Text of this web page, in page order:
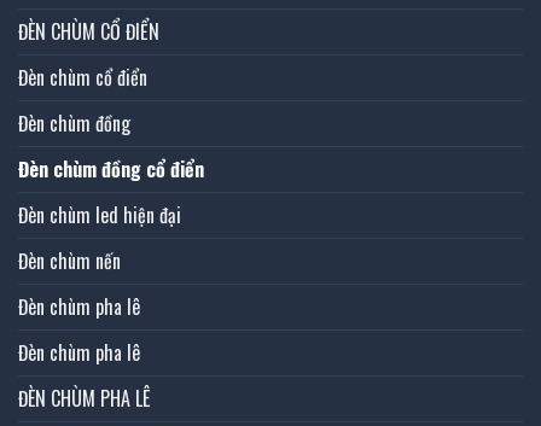
ĐÈN CHÙM CỔ ĐIỂN
Đèn chùm cổ điển
Đèn chùm đồng
Đèn chùm đồng cổ điển
Đèn chùm led hiện đại
Đèn chùm nến
Đèn chùm pha lê
Đèn chùm pha lê
ĐÈN CHÙM PHA LÊ